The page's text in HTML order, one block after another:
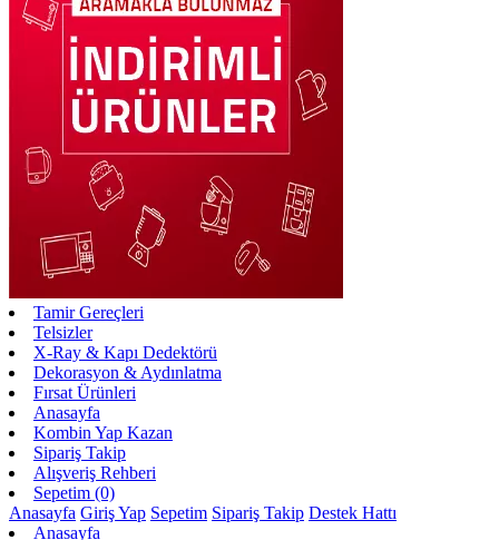
Tamir Gereçleri
Telsizler
X-Ray & Kapı Dedektörü
Dekorasyon & Aydınlatma
Fırsat Ürünleri
Anasayfa
Kombin Yap Kazan
Sipariş Takip
Alışveriş Rehberi
Sepetim (0)
Anasayfa Giriş Yap Sepetim Sipariş Takip Destek Hattı
Anasayfa